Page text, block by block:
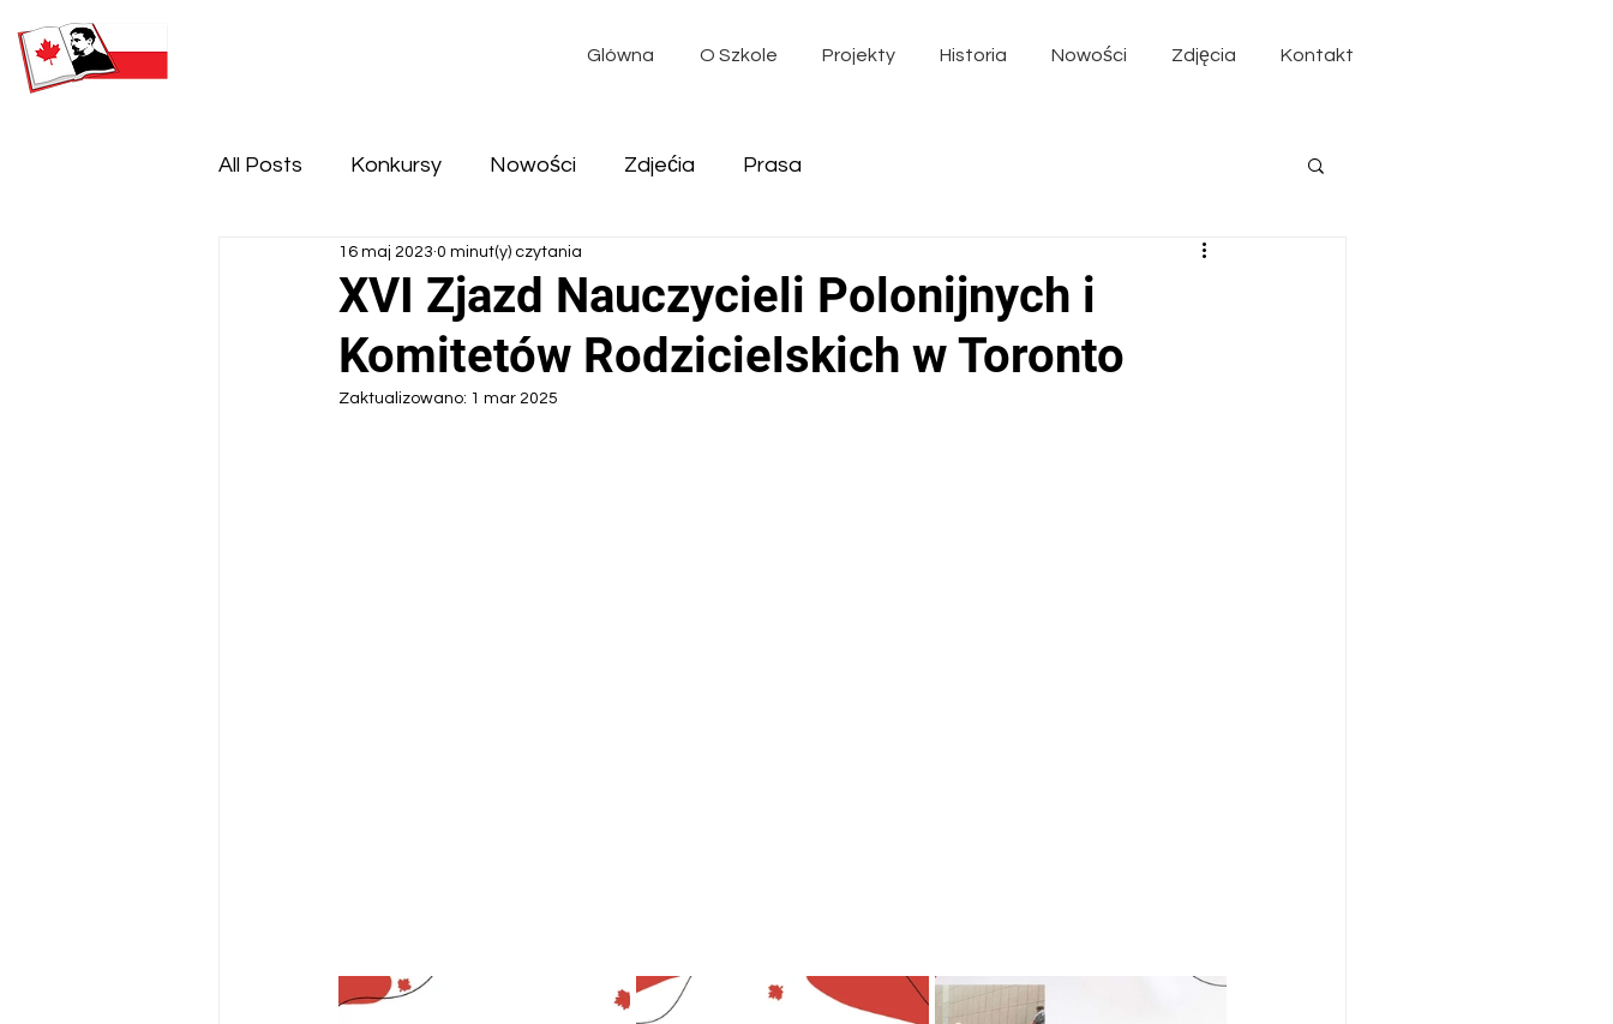
Glówna O Szkole Projekty Historia Nowości Zdjęcia Kontakt
All Posts Konkursy Nowości Zdjećia Prasa
XVI Zjazd Nauczycieli Polonijnych i
Komitetów Rodzicielskich w Toronto
16 maj 2023 0 minut(y) czytania
Zaktualizowano: 1 mar 2025